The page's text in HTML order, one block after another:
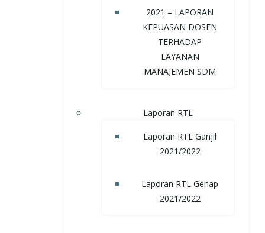
2021 – LAPORAN
KEPUASAN DOSEN
TERHADAP
LAYANAN
MANAJEMEN SDM
Laporan RTL
Laporan RTL Ganjil
2021/2022
Laporan RTL Genap
2021/2022